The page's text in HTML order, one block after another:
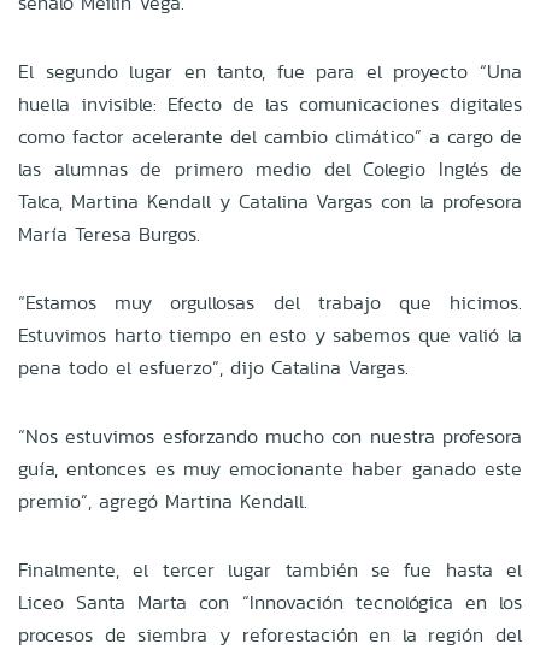
El segundo lugar en tanto, fue para el proyecto “Una
huella invisible: Efecto de las comunicaciones digitales
como factor acelerante del cambio climático” a cargo de
las alumnas de primero medio del Colegio Inglés de
Talca, Martina Kendall y Catalina Vargas con la profesora
María Teresa Burgos.
“Estamos muy orgullosas del trabajo que hicimos.
Estuvimos harto tiempo en esto y sabemos que valió la
pena todo el esfuerzo”, dijo Catalina Vargas.
“Nos estuvimos esforzando mucho con nuestra profesora
guía, entonces es muy emocionante haber ganado este
premio”, agregó Martina Kendall.
Finalmente, el tercer lugar también se fue hasta el
Liceo Santa Marta con “Innovación tecnológica en los
procesos de siembra y reforestación en la región del